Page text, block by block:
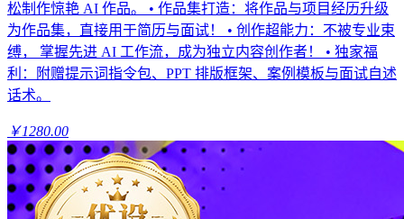
松制作惊艳 AI 作品。 • 作品集打造：将作品与项目经历升级
为作品集，直接用于简历与面试！ • 创作超能力：不被专业束
缚， 掌握先进 AI 工作流，成为独立内容创作者！ • 独家福
利：附赠提示词指令包、PPT 排版框架、案例模板与面试自述
话术。
￥1280.00